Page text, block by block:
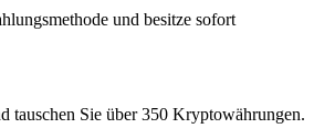
und besitze sofort
tauschen Sie über 350 Kryptowährungen.